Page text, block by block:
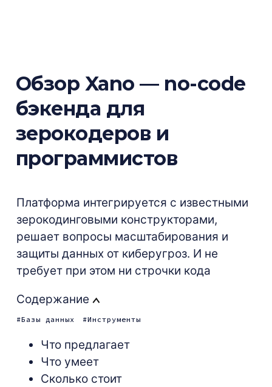
Обзор Xano — no-code
бэкенда для
зерокодеров и
программистов
Платформа интегрируется с известными
зерокодинговыми конструкторами,
решает вопросы масштабирования и
защиты данных от киберугроз. И не
требует при этом ни строчки кода
Содержание
Базы данных Инструменты
Что предлагает
Что умеет
Сколько стоит